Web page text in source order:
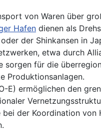
von Waren über
Hafen dienen als
der Shinkansen in
etwa durch
für die
Produktionsanlagen.
E) ermöglichen den
der Koordination